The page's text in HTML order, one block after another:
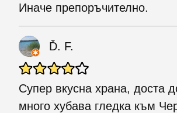
Иначе препоръчително.
Ď. F.
Супер вкусна храна, доста
много хубава гледка към